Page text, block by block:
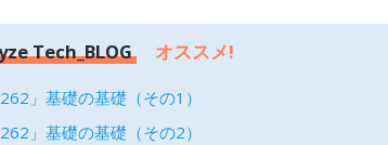
Tech_BLOG オススメ!
」基礎の基礎（その1）
」基礎の基礎（その2）